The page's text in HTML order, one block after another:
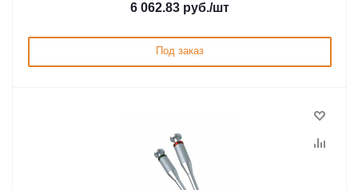
6 062.83 руб./шт
Под заказ